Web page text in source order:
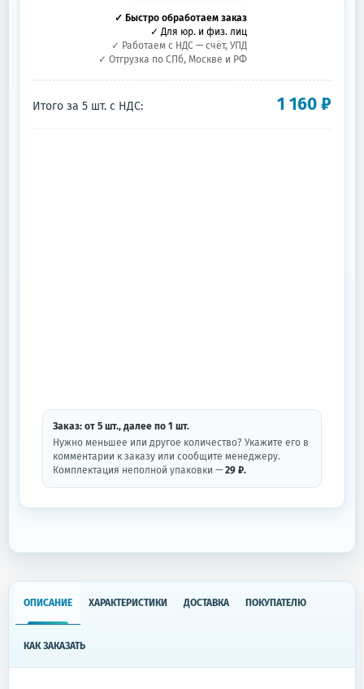
✓ Быстро обработаем заказ
✓ Для юр. и физ. лиц
✓ Работаем с НДС — счёт, УПД
✓ Отгрузка по СПб, Москве и РФ
Итого за 5 шт. с НДС: 1 160₽
Заказ: от 5 шт., далее по 1 шт.
Нужно меньшее или другое количество? Укажите его в
комментарии к заказу или сообщите менеджеру.
Комплектация неполной упаковки — 29 ₽.
ОПИСАНИЕ ХАРАКТЕРИСТИКИ ДОСТАВКА ПОКУПАТЕЛЮ
КАК ЗАКАЗАТЬ